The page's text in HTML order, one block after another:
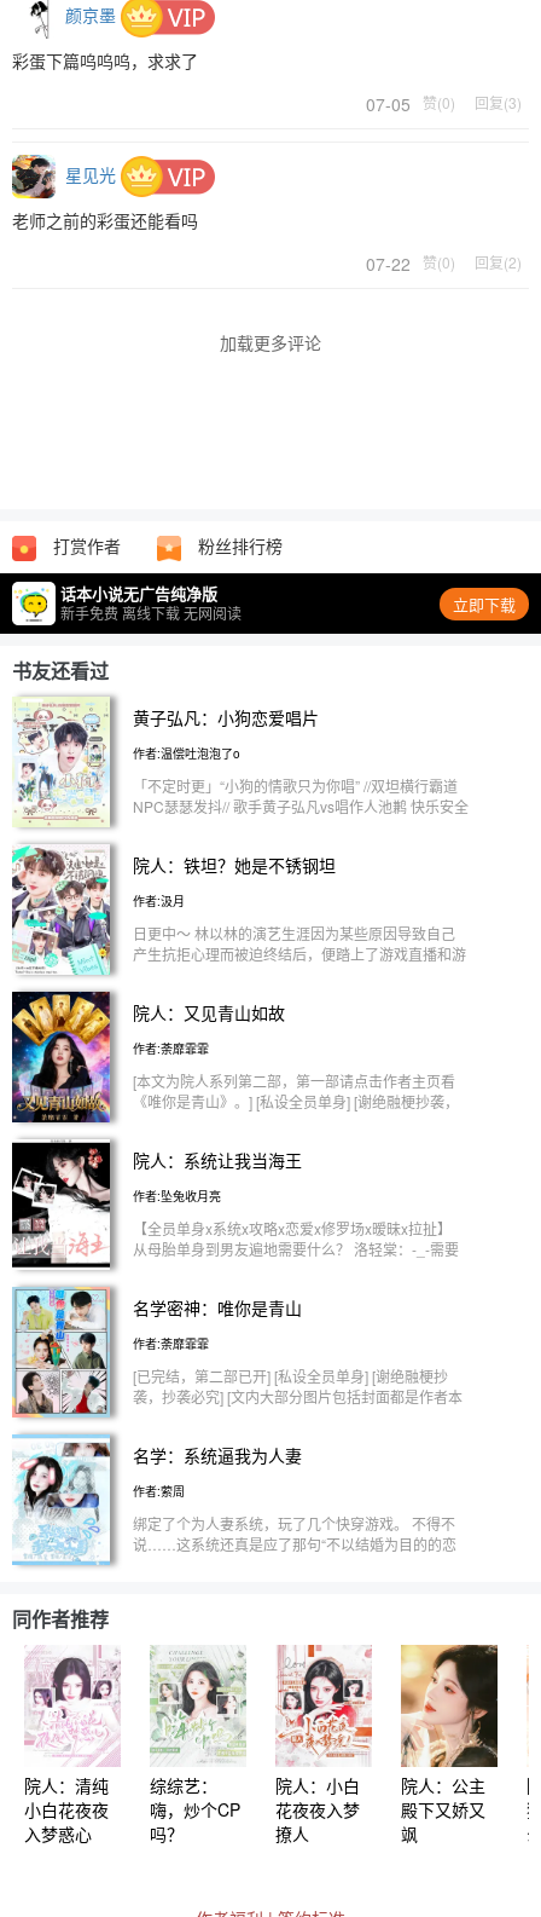
颜京墨
彩蛋下篇呜呜呜，求求了
07-05
赞(0) 回复(3)
星见光
老师之前的彩蛋还能看吗
07-22
赞(0) 回复(2)
加载更多评论
打赏作者 粉丝排行榜
话本小说无广告纯净版
新手免费 离线下载 无网阅读 立即下载
书友还看过
黄子弘凡：小狗恋爱唱片
作者:温偿吐泡泡了o
「不定时更」“小狗的情歌只为你唱” //双坦横行霸道
NPC瑟瑟发抖// 歌手黄子弘凡vs唱作人池鹣 快乐安全
子弘凡的帽子女友# #黄子弘凡池鹣酒店密会# 带着
也撑满了她的视野 面对经纪人的质问她茫然地抬起
眸 满眼清澈 “黄子弘凡？我根本不认识他啊？” ^ 一个
小时后 原先比火星子还活跃的热搜逐渐销声匿迹 某
人常驻玩家@池鹣今天写歌了吗 热度瞬间爆表 到达
面弘耳池or池橙黄绿# #在一起好吗就当是为了我# 池
鹣：我不敢说话了。 黄子弘凡：没事那我来。 ^ 院
人｜群像｜细水长流｜为爱发电 本书已签约 主写密
神副写感情线 剧情案件百分百原创 🈲抄袭跟风融梗
子弘凡：小猫处处留情》 《现在就出发：洇湿狐狸
院人：铁坦？她是不锈钢坦
作者:汲月
日更中～ 林以林的演艺生涯因为某些原因导致自己
产生抗拒心理而被迫终结后，便踏上了游戏直播和游
要求送到恐怖密室中制裁一下。 这不，在粉丝的集
经纪人打包送到了节目组。 “粉丝宝宝们，他们说我
是不锈钢坦诶！” “粉丝：他们说的对！” 虽然有时候
很抽象，但心思敏感的enfp快乐小狗一枚。 【私设
愉快!】 始›››2025.06.16
院人：又见青山如故
作者:荼靡霏霏
[本文为院人系列第二部，第一部请点击作者主页看
《唯你是青山》。] [私设全员单身] [谢绝融梗抄袭，
的第一行诗。而真正的故事，往往始于序章之后。
辰，在各自的领域灼灼生辉。有人执笔为刃，在古籍
的寂静中探求历史的微光；有人站立于舞台，让曾经
的梦想燃放光彩；有人探索人生不同选择的维度，有
样的光明。 距离，成了光阴给予的第一道考题。微
发的工作取代。新的圈子、新的压力、新的责任，成
年人的世界悄然为他们换了幕布。有人深夜加班时，
会想起昔日并肩解题到天明的夜晚；有人面对质疑
时，怀念过那群毫不犹豫说“信你”的笑脸。 “朋友不
成了心底最柔软的烙印。 世界比想象中辽阔，也比
能确认存在，它立在那里，就是归途的坐标。 这一
次，是各自攀登时的相望，是风雨来袭时的相护，是
在截然不同的人生轨迹上，证明着同一种相信：我们
或许不能永远同行，却永远同路。 青山如故，故人
去看第一部，想看单线结局也可以去第一部，那边有
专门写单人if线。
院人：系统让我当海王
作者:坠兔收月亮
【全员单身x系统x攻略x恋爱x修罗场x暧昧x拉扯】
从母胎单身到男友遍地需要什么？ 洛轻棠：-_-需要
蒲熠星】 “宿主，请与攻略对象的距离保持一米之内”
啊！我怎么做任务？ 蒲熠星看着小姑娘脸上不断变
换的表情，不断靠近 “轻棠，闭眼” 【攻略对象②--文
韬】 “宿主，你需要和攻略对象…” 洛轻棠：停，不用
加深，下一秒小姑娘红着脸退开，说这是意外 在她
对象③--齐思钧】 洛轻棠：说吧，这次又是什么？
“宿主，请答应常驻邀约” 洛轻棠：就这？ 齐思钧看着
洛轻棠发来的合同签订，藏不住的狐狸尾巴轻轻摇晃
着 他还有很长很长的时间，让她不要再想着离开
掩饰不住天真的防备，嘴角上扬。 攻略对象吗？不
多他这一个吧 【攻略对象⑤--唐九洲】 “宿主……攻
略对象心动值满了” 与唐九洲第二次见面的洛轻棠傻
眼了 唐九洲满心满眼都只有洛轻棠，嘿嘿，和老婆
贴贴～ 【攻略对象⑥--石凯】 “请宿主为攻略对象点
亮家里的灯” 洛轻棠：这算什么任务？ 傍晚，抬头一
看，窗外的暖光灯洋洋洒洒的打下来 石凯却觉得无
比的温暖 【攻略对象⑦-黄子弘凡】 看着任务面板
上，与该攻略对象共处一室 洛轻棠：三三……你最
好告诉我他就在我附近！ “宿主，喝下这杯特调的
酒，任务就能完成了呢～” 睁开眼发现床上空无一
三三幸灾乐祸的声音，洛轻棠已经逐渐习惯了 “cut，
名学密神：唯你是青山
作者:荼靡霏霏
[已完结，第二部已开] [私设全员单身] [谢绝融梗抄
袭，抄袭必究] [文内大部分图片包括封面都是作者本
美好的年轻人们，总是永远热烈而真挚，光风霁月，
己的梦想，彼此信任彼此依赖彼此守护，他们怀揣改
变世界的理想，他们温柔对待所有爱他们的人。 即
使外界纷纷扰扰，即使现实有诸多挫折和嘈杂，他们
月可回首，且以情深共白头。 “我想陪你走过一条很
长很长的路，那条路，叫做余生。”郭文韬&许知微
——知文识礼 “落在你眼里的是漫天星光，落在我心
里的是你的璀璨光芒。星光熠熠，原来是你。”蒲熠
星&许知微——星夜微澜 “命运巧思的安排，是我站
在舞台中央，你就是最亮的那一抹色彩。”齐思钧&许
知微——思而知之
名学：系统逼我为人妻
作者:萦周
绑定了个为人妻系统，玩了几个快穿游戏。 不得不
说……这系统还真是应了那句“不以结婚为目的的恋
不是这么说的 “何运晨，你说的爱我……就这个？””
“不然呢？傻阿冉，这叫合法试的爱你” 呵呵……是挺
合法的，谁能有你严谨啊何大律师
同作者推荐
院人：清纯
小白花夜夜
入梦惑心
综综艺：
嗨，炒个CP
吗？
院人：小白
花夜夜入梦
撩人
院人：公主
殿下又娇又
飒